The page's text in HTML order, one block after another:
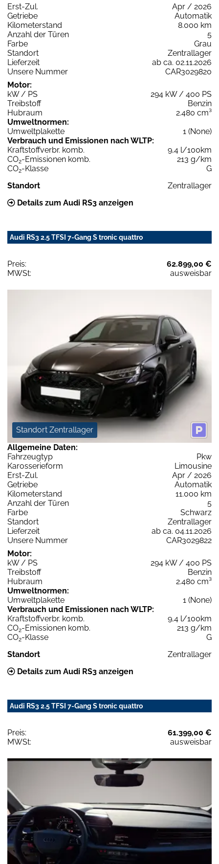
Erst-Zul.
Apr / 2026
Getriebe
Automatik
Kilometerstand
8.000 km
Anzahl der Türen
5
Farbe
Grau
Standort
Zentrallager
Lieferzeit
ab ca. 02.11.2026
Unsere Nummer
CAR3029820
Motor:
kW / PS
294 kW / 400 PS
Treibstoff
Benzin
Hubraum
2.480 cm³
Umweltnormen:
Umweltplakette
1 (None)
Verbrauch und Emissionen nach WLTP:
Kraftstoffverbr. komb.
9,4 l/100km
CO2-Emissionen komb.
213 g/km
CO2-Klasse
G
Standort
Zentrallager
Details zum Audi RS3 anzeigen
Audi RS3 2.5 TFSI 7-Gang S tronic quattro
Preis:
62.899,00 €
MWSt:
ausweisbar
Standort Zentrallager
Allgemeine Daten:
Fahrzeugtyp
Pkw
Karosserieform
Limousine
Erst-Zul.
Apr / 2026
Getriebe
Automatik
Kilometerstand
11.000 km
Anzahl der Türen
5
Farbe
Schwarz
Standort
Zentrallager
Lieferzeit
ab ca. 04.11.2026
Unsere Nummer
CAR3029822
Motor:
kW / PS
294 kW / 400 PS
Treibstoff
Benzin
Hubraum
2.480 cm³
Umweltnormen:
Umweltplakette
1 (None)
Verbrauch und Emissionen nach WLTP:
Kraftstoffverbr. komb.
9,4 l/100km
CO2-Emissionen komb.
213 g/km
CO2-Klasse
G
Standort
Zentrallager
Details zum Audi RS3 anzeigen
Audi RS3 2.5 TFSI 7-Gang S tronic quattro
Preis:
61.399,00 €
MWSt:
ausweisbar